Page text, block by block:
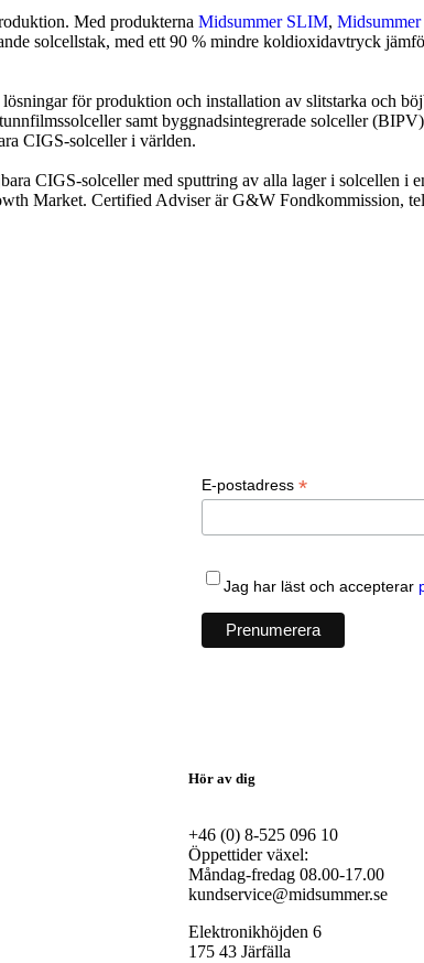
Med produkterna Midsummer SLIM,
solcellstak, med ett 90 % mindre koldioxidavtryck
för produktion och installation av slitstarka och
samt byggnadsintegrerade solceller
CIGS-solceller i världen.
CIGS-solceller med sputtring av alla lager i solcellen i
Market. Certified Adviser är G&W Fondkommission,
E-postadress *
Jag har läst och accepterar
Hör av dig
+46 (0) 8-525 096 10
Öppettider växel:
Måndag-fredag 08.00-17.00
kundservice@midsummer.se
Elektronikhöjden 6
175 43 Järfälla